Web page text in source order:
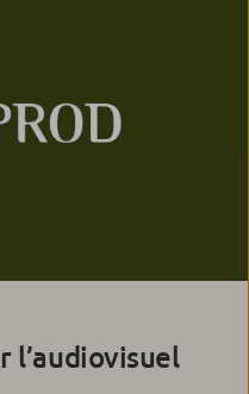
l’audiovisuel